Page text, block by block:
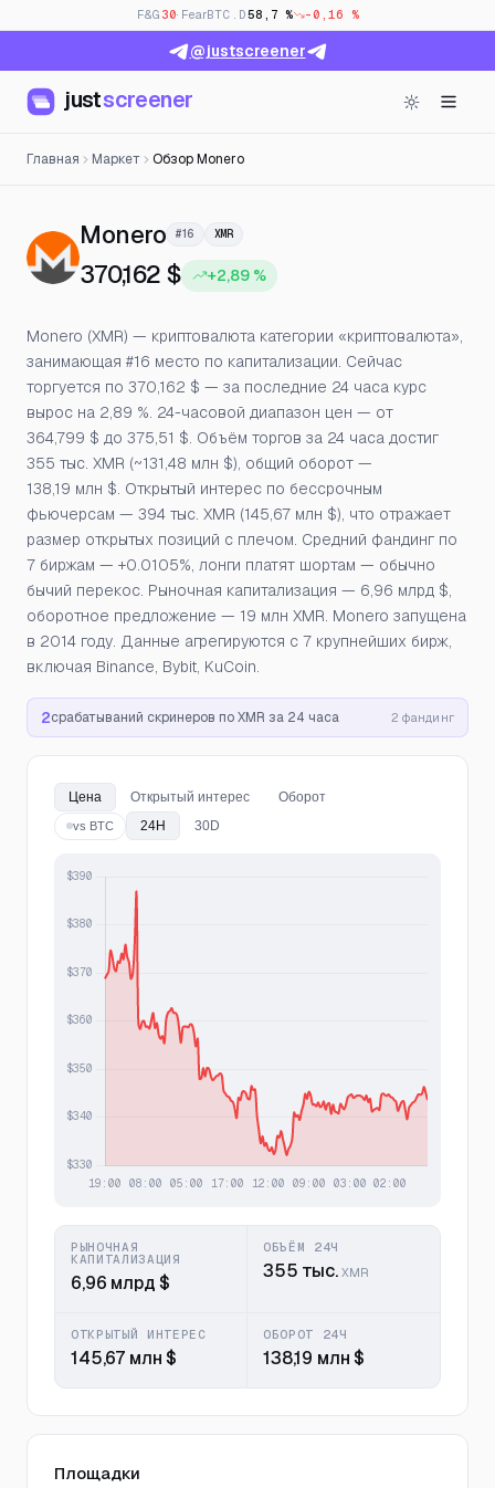
F&G 30· FearBTC.D58,7 % -0,16 %
@justscreener
justscreener
Главная Маркет Обзор Monero
Monero— Цена, открытый интерес
#16 XMR
370,162 $ +2,89 %
Monero (XMR) — криптовалюта категории «криптовалюта»,
занимающая #16 место по капитализации. Сейчас
торгуется по 370,162 $ — за последние 24 часа курс
вырос на 2,89 %. 24-часовой диапазон цен — от
364,799 $ до 375,51 $. Объём торгов за 24 часа достиг
355 тыс. XMR (~131,48 млн $), общий оборот —
138,19 млн $. Открытый интерес по бессрочным
фьючерсам — 394 тыс. XMR (145,67 млн $), что отражает
размер открытых позиций с плечом. Средний фандинг по
7 биржам — +0.0105%, лонги платят шортам — обычно
бычий перекос. Рыночная капитализация — 6,96 млрд $,
оборотное предложение — 19 млн XMR. Monero запущена
в 2014 году. Данные агрегируются с 7 крупнейших бирж,
включая Binance, Bybit, KuCoin.
2срабатываний скринеров по XMR за 24 часа 2 фандинг
Цена Открытый интерес Оборот
vs BTC 24H 30D
РЫНОЧНАЯ
КАПИТАЛИЗАЦИЯ
6,96 млрд $
ОБЪЁМ 24Ч
355 тыс.XMR
ОТКРЫТЫЙ ИНТЕРЕС
145,67 млн $
ОБОРОТ 24Ч
138,19 млн $
Площадки